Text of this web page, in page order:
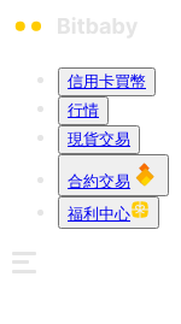
信用卡買幣
行情
現貨交易
合約交易
福利中心